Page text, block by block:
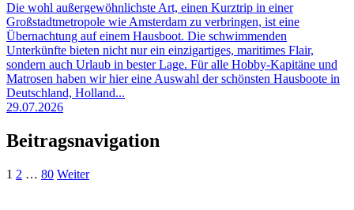
Die wohl außergewöhnlichste Art, einen Kurztrip in einer
Großstadtmetropole wie Amsterdam zu verbringen, ist eine
Übernachtung auf einem Hausboot. Die schwimmenden
Unterkünfte bieten nicht nur ein einzigartiges, maritimes Flair,
sondern auch Urlaub in bester Lage. Für alle Hobby-Kapitäne und
Matrosen haben wir hier eine Auswahl der schönsten Hausboote in
Deutschland, Holland...
29.07.2026
Beitragsnavigation
1 2 … 80 Weiter